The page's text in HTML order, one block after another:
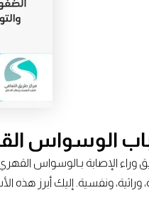
الوسواس
وراء الإصابة بـالوسواس
وراثية، ونفسية. إليك أبرز هذه